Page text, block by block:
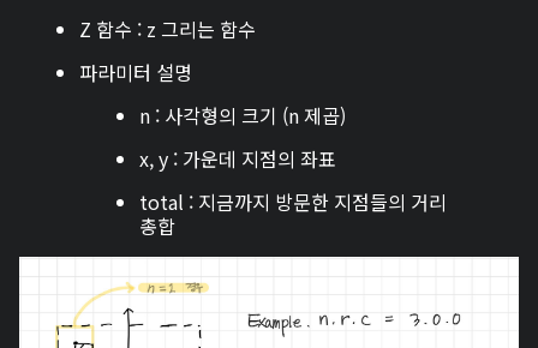
Z 함수 : z 그리는 함수
파라미터 설명
n : 사각형의 크기 (n 제곱)
x, y : 가운데 지점의 좌표
total : 지금까지 방문한 지점들의 거리
총합